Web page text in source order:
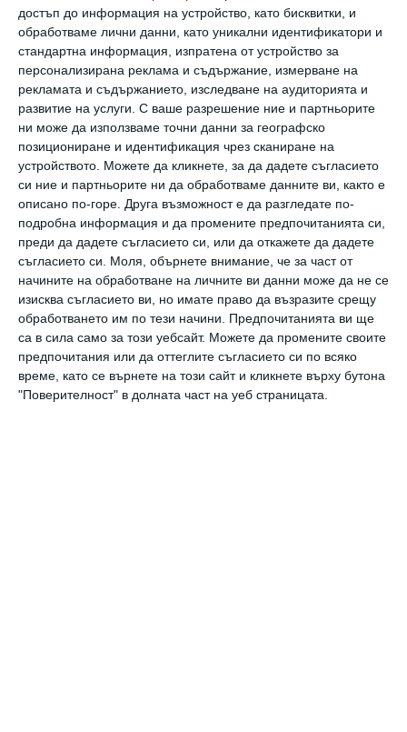
достъп до информация на устройство, като бисквитки, и
обработваме лични данни, като уникални идентификатори и
стандартна информация, изпратена от устройство за
персонализирана реклама и съдържание, измерване на
рекламата и съдържанието, изследване на аудиторията и
развитие на услуги. С ваше разрешение ние и партньорите
ни може да използваме точни данни за географско
позициониране и идентификация чрез сканиране на
устройството. Можете да кликнете, за да дадете съгласието
си ние и партньорите ни да обработваме данните ви, както е
описано по-горе. Друга възможност е да разгледате по-
подробна информация и да промените предпочитанията си,
преди да дадете съгласието си, или да откажете да дадете
съгласието си. Моля, обърнете внимание, че за част от
начините на обработване на личните ви данни може да не се
изисква съгласието ви, но имате право да възразите срещу
обработването им по тези начини. Предпочитанията ви ще
са в сила само за този уебсайт. Можете да промените своите
предпочитания или да оттеглите съгласието си по всяко
време, като се върнете на този сайт и кликнете върху бутона
"Поверителност" в долната част на уеб страницата.
напълно чуждо, но може да си представите,
че другият изпитва болка. Това обаче едва ли
ще извика сълзи в очите ви.
Емпатията е нещо различно. Новородените
бебета в родилното понякога плачат
„заразно“, а малките деца, които още не са
овладели нужния опит и способност да
изпитват съчувствие, демонстрират
емпатия. Когато изпитвате емпатия вие
чувствате заедно с другия човек – по начин,
който по-скоро буквален. Емпатията
скъсява разстоянието между хората.
"Научих важен урок по емпатия от една